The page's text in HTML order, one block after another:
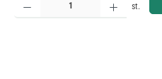
st.